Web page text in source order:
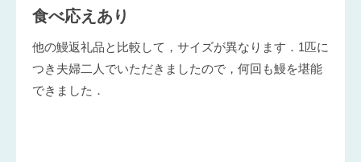
食べ応えあり
他の鰻返礼品と比較して，サイズが異なります．1匹に
つき夫婦二人でいただきましたので，何回も鰻を堪能
できました．